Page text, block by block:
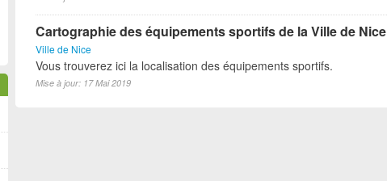
Cartographie des équipements sportifs de la Ville de Nice
Ville de Nice
Vous trouverez ici la localisation des équipements sportifs.
Mise à jour: 17 Mai 2019